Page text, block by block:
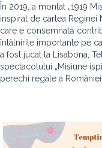
În 2019, a montat „1919
inspirat de cartea Reginei
care e consemnată
întâlnirile importante pe
a fost jucat la Lisabona,
spectacolului „Misiune
perechi regale a României.